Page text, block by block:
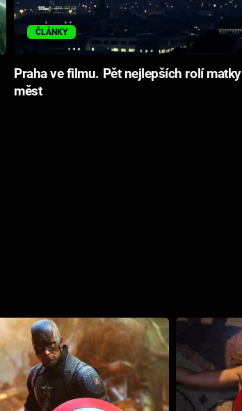
ČLÁNKY
Praha ve filmu. Pět nejlepších rolí matky
měst